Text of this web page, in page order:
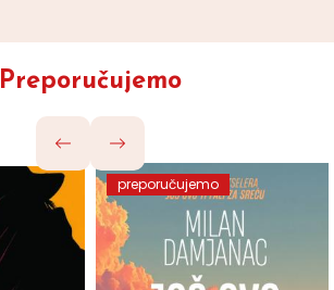
Preporučujemo
preporučujemo